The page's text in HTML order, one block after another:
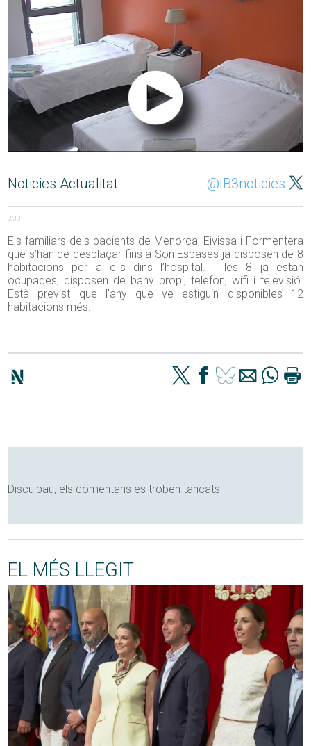
Noticies Actualitat @IB3noticies
233
Els familiars dels pacients de Menorca, Eivissa i Formentera
que s’han de desplaçar fins a Son Espases ja disposen de 8
habitacions per a ells dins l’hospital. I les 8 ja estan
ocupades; disposen de bany propi, telèfon, wifi i televisió.
Està previst que l’any que ve estiguin disponibles 12
habitacions més.
Disculpau, els comentaris es troben tancats
EL MÉS LLEGIT